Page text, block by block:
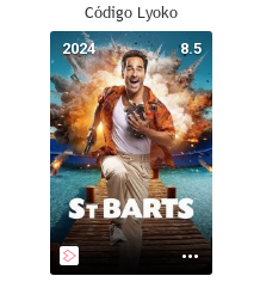
Código Lyoko
8.5
2024